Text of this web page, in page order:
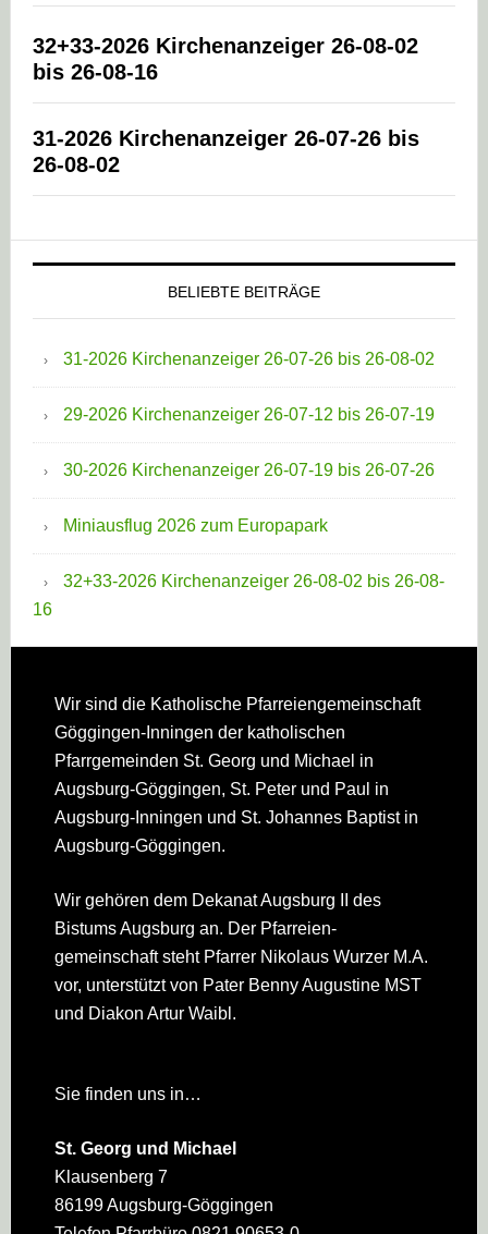
32+33-2026 Kirchenanzeiger 26-08-02
bis 26-08-16
31-2026 Kirchenanzeiger 26-07-26 bis
26-08-02
BELIEBTE BEITRÄGE
31-2026 Kirchenanzeiger 26-07-26 bis 26-08-02
29-2026 Kirchenanzeiger 26-07-12 bis 26-07-19
30-2026 Kirchenanzeiger 26-07-19 bis 26-07-26
Miniausflug 2026 zum Europapark
32+33-2026 Kirchenanzeiger 26-08-02 bis 26-08-
16
Footer
Wir sind die Katholische Pfarreien­gemeinschaft
Göggingen-Inningen der katholischen
Pfarrgemeinden St. Georg und Michael in
Augsburg-Göggingen, St. Peter und Paul in
Augsburg-Inningen und St. Johannes Baptist in
Augsburg-Göggingen.
Wir gehören dem Dekanat Augsburg II des
Bistums Augsburg an. Der Pfarreien­
gemeinschaft steht Pfarrer Nikolaus Wurzer M.A.
vor, unterstützt von Pater Benny Augustine MST
und Diakon Artur Waibl.
Sie finden uns in…
St. Georg und Michael
Klausenberg 7
86199 Augsburg-Göggingen